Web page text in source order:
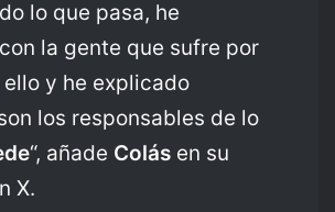
lo que pasa, he
la gente que sufre por
y he explicado
los responsables de lo
“, añade Colás en su
X.